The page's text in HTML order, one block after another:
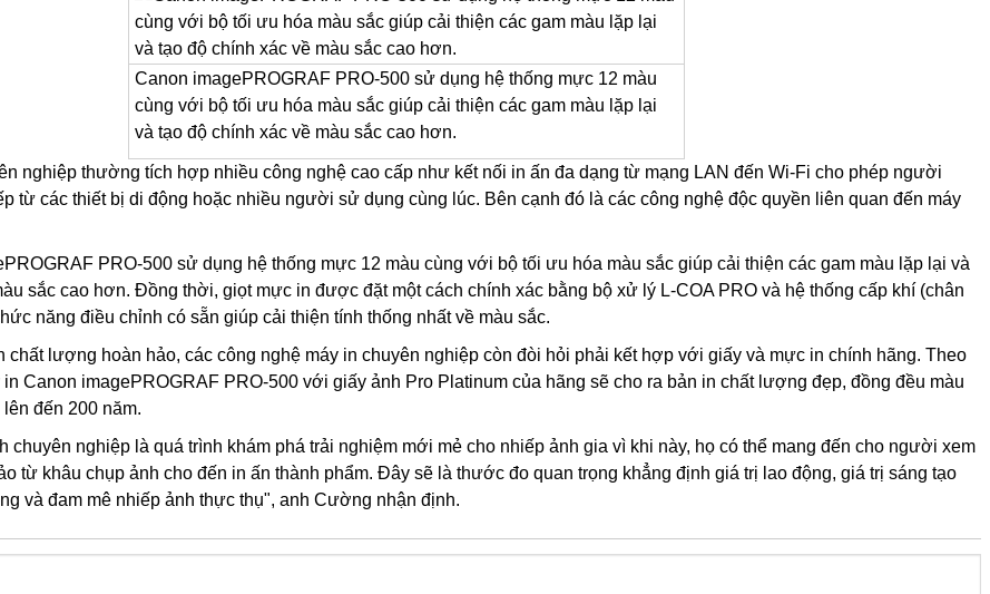
Canon imagePROGRAF PRO-500 sử dụng hệ thống mực 12 màu
cùng với bộ tối ưu hóa màu sắc giúp cải thiện các gam màu lặp lại
và tạo độ chính xác về màu sắc cao hơn.
nghiệp thường tích hợp nhiều công nghệ cao cấp như kết nối in ấn đa dạng từ mạng LAN đến Wi-Fi cho phép người
từ các thiết bị di động hoặc nhiều người sử dụng cùng lúc. Bên cạnh đó là các công nghệ độc quyền liên quan đến máy
PRO-500 sử dụng hệ thống mực 12 màu cùng với bộ tối ưu hóa màu sắc giúp cải thiện các gam màu lặp lại và
sắc cao hơn. Đồng thời, giọt mực in được đặt một cách chính xác bằng bộ xử lý L-COA PRO và hệ thống cấp khí (chân
năng điều chỉnh có sẵn giúp cải thiện tính thống nhất về màu sắc.
chất lượng hoàn hảo, các công nghệ máy in chuyên nghiệp còn đòi hỏi phải kết hợp với giấy và mực in chính hãng. Theo
Canon imagePROGRAF PRO-500 với giấy ảnh Pro Platinum của hãng sẽ cho ra bản in chất lượng đẹp, đồng đều màu
đến 200 năm.
chuyên nghiệp là quá trình khám phá trải nghiệm mới mẻ cho nhiếp ảnh gia vì khi này, họ có thể mang đến cho người xem
từ khâu chụp ảnh cho đến in ấn thành phẩm. Đây sẽ là thước đo quan trọng khẳng định giá trị lao động, giá trị sáng tạo
và đam mê nhiếp ảnh thực thụ", anh Cường nhận định.